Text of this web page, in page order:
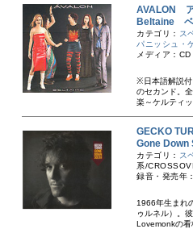
AVALON
Beltaine ベ
カテゴリ： ス
パニッシュ・
メディア：CD
※日本語解説付
のセカンド。
楽～ケルティ
GECKO
Gone
カテゴリ： ス
系/
録音・発売年
1966年生まれ
ゥルネル）。
Lovemonkの